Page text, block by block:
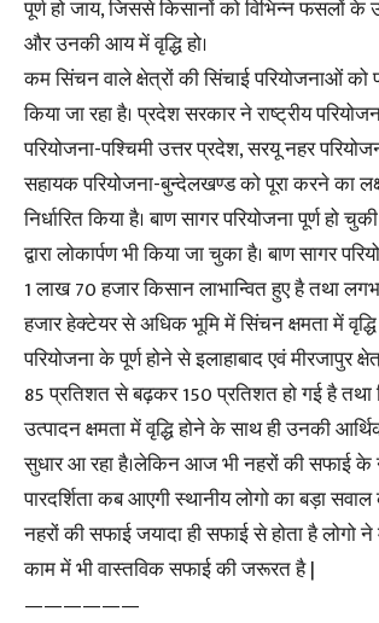
पूर्ण हो जाय, जिससे किसानों को विभिन्न फसलों के
और उनकी आय में वृद्धि हो।
कम सिंचन वाले क्षेत्रों की सिंचाई परियोजनाओं को
किया जा रहा है। प्रदेश सरकार ने राष्ट्रीय
परियोजना-पश्चिमी उत्तर प्रदेश, सरयू नहर
सहायक परियोजना-बुन्देलखण्ड को पूरा करने का
निर्धारित किया है। बाण सागर परियोजना पूर्ण हो
द्वारा लोकार्पण भी किया जा चुका है। बाण सागर
1 लाख 70 हजार किसान लाभान्वित हुए है तथा
हजार हेक्टेयर से अधिक भूमि में सिंचन क्षमता में
परियोजना के पूर्ण होने से इलाहाबाद एवं मीरजापुर
85 प्रतिशत से बढ़कर 150 प्रतिशत हो गई है तथा
उत्पादन क्षमता में वृद्धि होने के साथ ही उनकी
सुधार आ रहा है।लेकिन आज भी नहरों की सफाई के
पारदर्शिता कब आएगी स्थानीय लोगो का बड़ा
नहरों की सफाई जयादा ही सफाई से होता है लोगो
काम में भी वास्तविक सफाई की जरूरत है |
——————